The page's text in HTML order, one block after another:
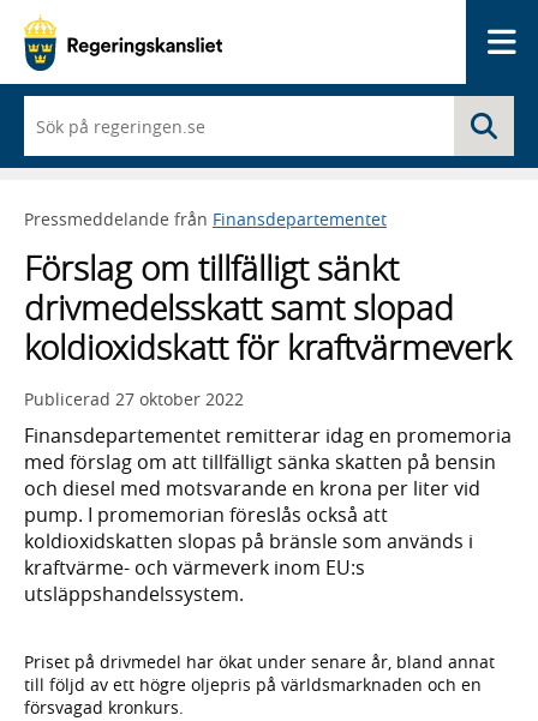
du
börjar
skriva
framträder
lista
med
sökförslag
Pressmeddelande från Finansdepartementet
Förslag om tillfälligt sänkt
drivmedelsskatt samt slopad
koldioxidskatt för kraftvärmeverk
Publicerad 27 oktober 2022
Finansdepartementet remitterar idag en promemoria
med förslag om att tillfälligt sänka skatten på bensin
och diesel med motsvarande en krona per liter vid
pump. I promemorian föreslås också att
koldioxidskatten slopas på bränsle som används i
kraftvärme- och värmeverk inom EU:s
utsläppshandelssystem.
Priset på drivmedel har ökat under senare år, bland annat
till följd av ett högre oljepris på världsmarknaden och en
försvagad kronkurs.